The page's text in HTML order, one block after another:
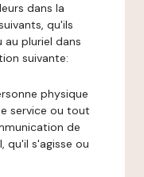
dans la
qu'ils
au pluriel dans
suivante:
physique
service ou tout
de
qu'il s'agisse ou